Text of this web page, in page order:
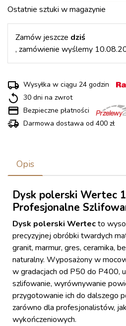
Ostatnie sztuki w magazynie
Zamów jeszcze dziś
, zamówienie wyślemy
Wysyłka w ciągu 24 godzin
30 dni na zwrot
Bezpieczne płatności
Darmowa dostawa od 400 zł
Opis
Dysk polerski Wertec
Profesjonalne
Dysk polerski Wertecto
precyzyjnej obróbki twardych
granit, marmur, gres, ceramika,
naturalny. Wyposażony w
w gradacjach od P50 do P400,
szlifowanie, wyrównywanie
przygotowanie ich do dalszego
zarówno dla profesjonalistów,
wykończeniowych.